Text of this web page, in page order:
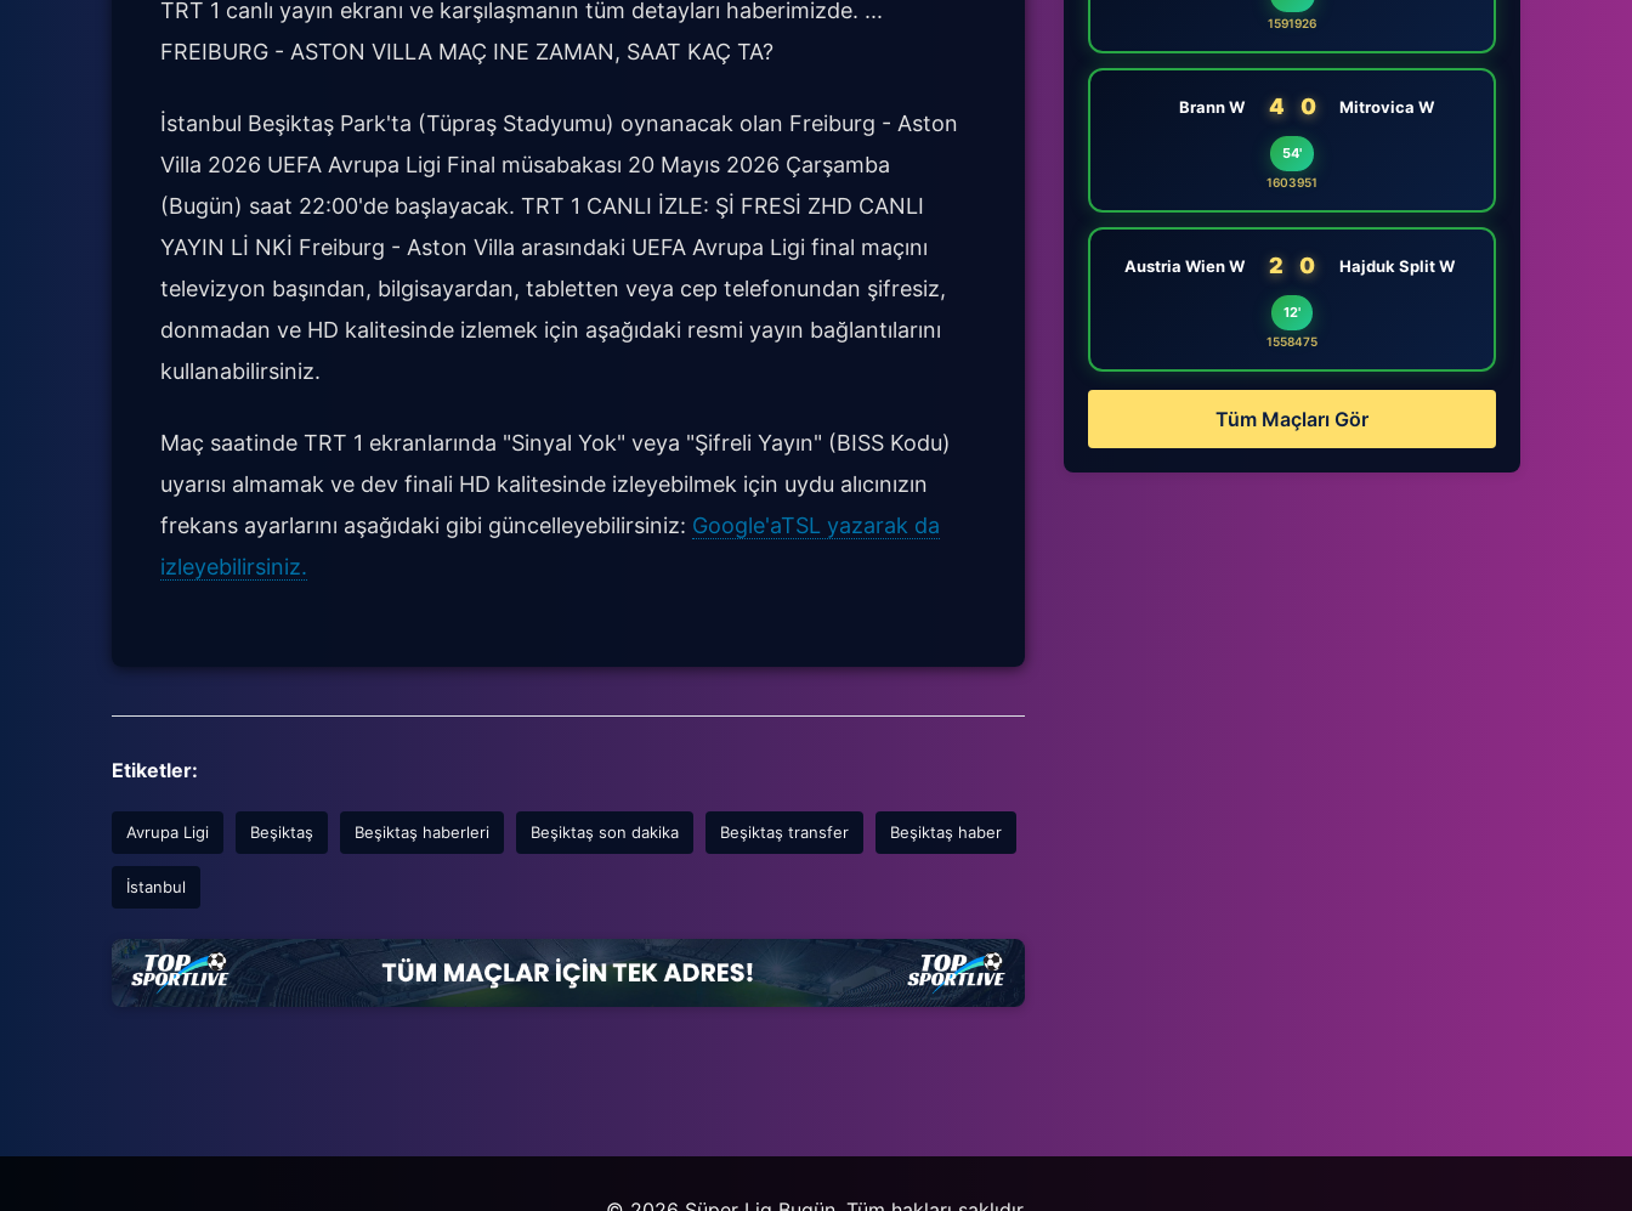
TRT 1 canlı yayın ekranı ve karşılaşmanın tüm detayları haberimizde. ...
FREIBURG - ASTON VILLA MAÇ INE ZAMAN, SAAT KAÇ TA?
İstanbul Beşiktaş Park'ta (Tüpraş Stadyumu) oynanacak olan Freiburg - Aston
Villa 2026 UEFA Avrupa Ligi Final müsabakası 20 Mayıs 2026 Çarşamba
(Bugün) saat 22:00'de başlayacak. TRT 1 CANLI İZLE: Şİ FRESİ ZHD CANLI
YAYIN Lİ NKİ Freiburg - Aston Villa arasındaki UEFA Avrupa Ligi final maçını
televizyon başından, bilgisayardan, tabletten veya cep telefonundan şifresiz,
donmadan ve HD kalitesinde izlemek için aşağıdaki resmi yayın bağlantılarını
kullanabilirsiniz.
Maç saatinde TRT 1 ekranlarında "Sinyal Yok" veya "Şifreli Yayın" (BISS Kodu)
uyarısı almamak ve dev finali HD kalitesinde izleyebilmek için uydu alıcınızın
frekans ayarlarını aşağıdaki gibi güncelleyebilirsiniz: Google'aTSL yazarak da
izleyebilirsiniz.
Etiketler:
Avrupa Ligi Beşiktaş Beşiktaş haberleri Beşiktaş son dakika Beşiktaş transfer Beşiktaş haber
İstanbul
1591926
Brann W 4 0 Mitrovica W
54'
1603951
Austria Wien W 2 0 Hajduk Split W
12'
1558475
Tüm Maçları Gör